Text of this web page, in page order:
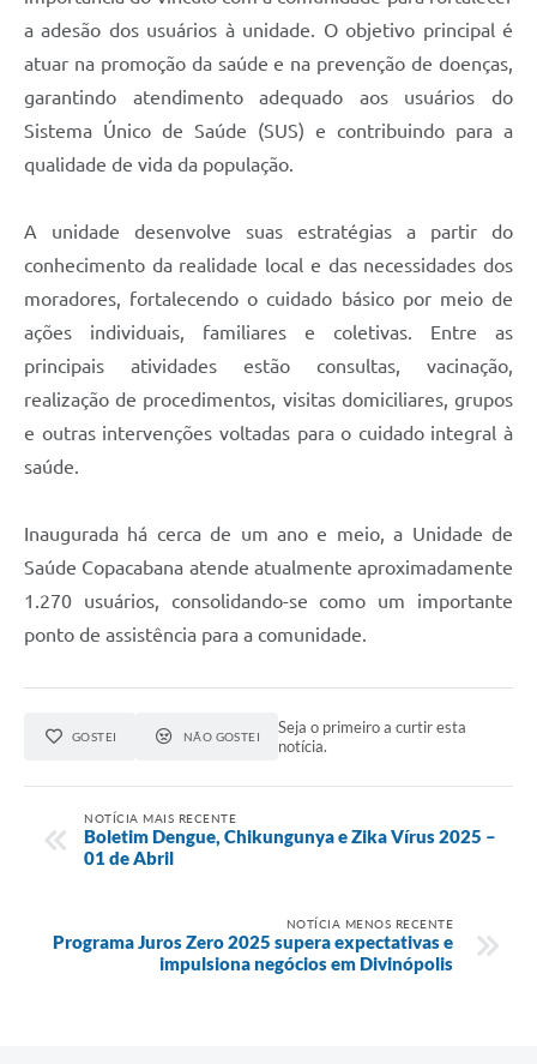
a adesão dos usuários à unidade. O objetivo principal é
atuar na promoção da saúde e na prevenção de doenças,
garantindo atendimento adequado aos usuários do
Sistema Único de Saúde (SUS) e contribuindo para a
qualidade de vida da população.
A unidade desenvolve suas estratégias a partir do
conhecimento da realidade local e das necessidades dos
moradores, fortalecendo o cuidado básico por meio de
ações individuais, familiares e coletivas. Entre as
principais atividades estão consultas, vacinação,
realização de procedimentos, visitas domiciliares, grupos
e outras intervenções voltadas para o cuidado integral à
saúde.
Inaugurada há cerca de um ano e meio, a Unidade de
Saúde Copacabana atende atualmente aproximadamente
1.270 usuários, consolidando-se como um importante
ponto de assistência para a comunidade.
GOSTEI NÃO GOSTEI
Seja o primeiro a curtir esta
notícia.
NOTÍCIA MAIS RECENTE
Boletim Dengue, Chikungunya e Zika Vírus 2025 –
01 de Abril
NOTÍCIA MENOS RECENTE
Programa Juros Zero 2025 supera expectativas e
impulsiona negócios em Divinópolis